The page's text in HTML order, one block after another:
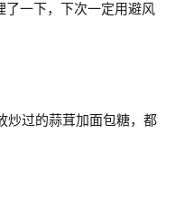
了一下，下次一定用避风
炒过的蒜茸加面包糖，都